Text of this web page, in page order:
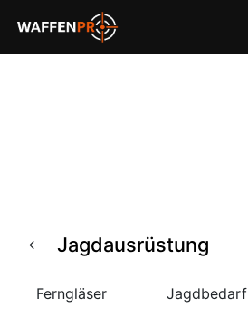
Jagdausrüstung
Ferngläser Jagdbedarf